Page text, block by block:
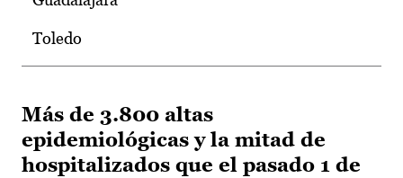
Toledo
Más de 3.800 altas
epidemiológicas y la mitad de
hospitalizados que el pasado 1 de